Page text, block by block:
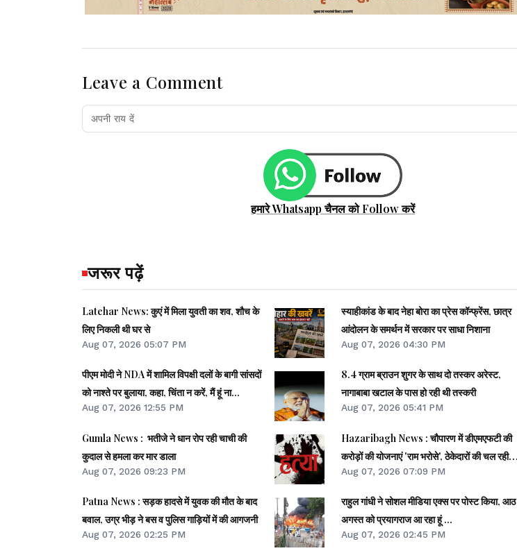
Leave a Comment
हमारे Whatsapp चैनल को Follow करें
जरूर पढ़ें
Latehar News: कुएं में मिला युवती का शव, शौच के
लिए निकली थी घर से
Aug 07, 2026 05:07 PM
पीएम मोदी ने NDA में शामिल विपक्षी दलों के बागी सांसदों
को नाश्ते पर बुलाया, कहा, चिंता न करें, मैं हूं ना...
Aug 07, 2026 12:55 PM
Gumla News : भतीजे ने धान रोप रही चाची की
कुदाल से हमला कर मार डाला
Aug 07, 2026 09:23 PM
Patna News : सड़क हादसे में युवक की मौत के बाद
बवाल, उग्र भीड़ ने बस व पुलिस गाड़ियों में की आगजनी
Aug 07, 2026 02:25 PM
स्याहीकांड के बाद नेहा बोरा का प्रेस कॉन्फ्रेंस, छात्र
आंदोलन के समर्थन में सरकार पर साधा निशाना
Aug 07, 2026 04:30 PM
8.4 ग्राम ब्राउन शुगर के साथ दो तस्कर अरेस्ट,
नागाबाबा खटाल के पास हो रही थी तस्करी
Aug 07, 2026 05:41 PM
Hazaribagh News : चौपारण में डीएमएफटी की
करोड़ों की योजनाएं 'राम भरोसे', ठेकेदारों की चल रही
मनमानी- मुकुंद साव
Aug 07, 2026 07:09 PM
राहुल गांधी ने सोशल मीडिया एक्स पर पोस्ट किया, आठ
अगस्त को प्रयागराज आ रहा हूं ...
Aug 07, 2026 02:45 PM